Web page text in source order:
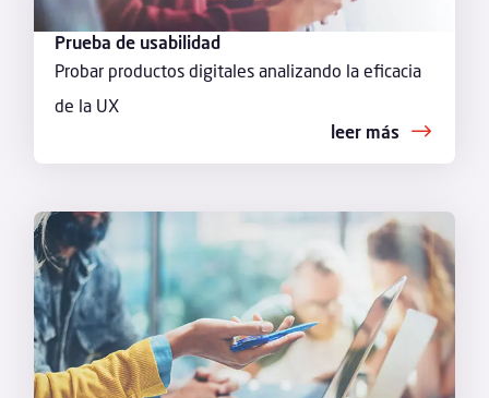
Prueba de usabilidad
Probar productos digitales analizando la eficacia
de la UX
leer más